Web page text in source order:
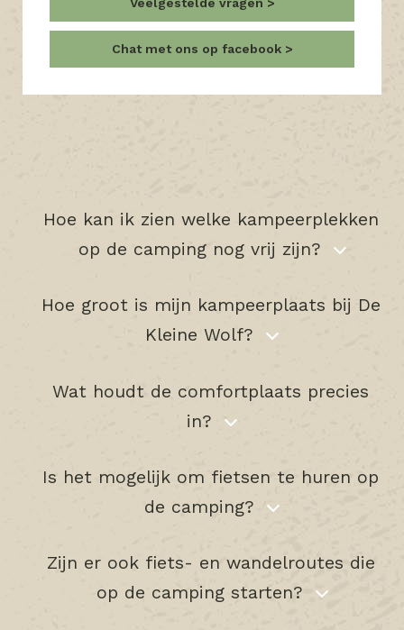
Veelgestelde vragen
Chat met ons op facebook
Hoe kan ik zien welke kampeerplekken
op de camping nog vrij zijn?
Hoe groot is mijn kampeerplaats bij De
Kleine Wolf?
Wat houdt de comfortplaats precies
in?
Is het mogelijk om fietsen te huren op
de camping?
Zijn er ook fiets- en wandelroutes die
op de camping starten?